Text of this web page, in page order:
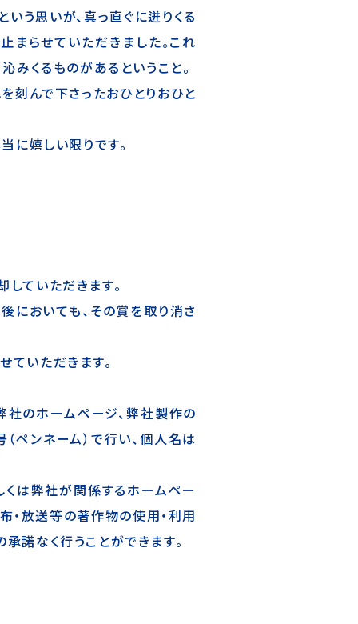
う思いが、真っ直ぐに迸りくる
まらせていただきました。これ
みくるものがあるということ。
を刻んで下さったおひとりおひと
に嬉しい限りです。
ていただきます。
においても、その賞を取り消さ
いただきます。
社のホームページ、弊社製作の
ペンネーム）で行い、個人名は
は弊社が関係するホームペー
・放送等の著作物の使用・利用
諾なく行うことができます。